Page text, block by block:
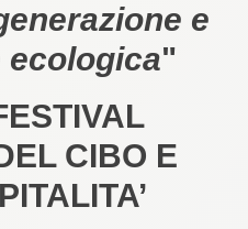
e
ecologica"
CIBO E